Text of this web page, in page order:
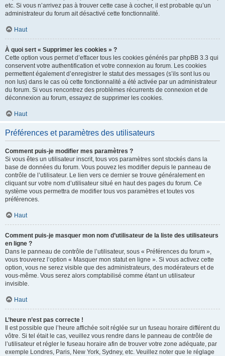
etc. Si vous n’arrivez pas à trouver cette case à cocher, il est probable qu’un
administrateur du forum ait désactivé cette fonctionnalité.
Haut
À quoi sert « Supprimer les cookies » ?
Cette option vous permet d’effacer tous les cookies générés par phpBB 3.3 qui
conservent votre authentification et votre connexion au forum. Les cookies
permettent également d’enregistrer le statut des messages (s’ils sont lus ou
non lus) dans le cas où cette fonctionnalité a été activée par un administrateur
du forum. Si vous rencontrez des problèmes récurrents de connexion et de
déconnexion au forum, essayez de supprimer les cookies.
Haut
Préférences et paramètres des utilisateurs
Comment puis-je modifier mes paramètres ?
Si vous êtes un utilisateur inscrit, tous vos paramètres sont stockés dans la
base de données du forum. Vous pouvez les modifier depuis le panneau de
contrôle de l’utilisateur. Le lien vers ce dernier se trouve généralement en
cliquant sur votre nom d’utilisateur situé en haut des pages du forum. Ce
système vous permettra de modifier tous vos paramètres et toutes vos
préférences.
Haut
Comment puis-je masquer mon nom d’utilisateur de la liste des utilisateurs
en ligne ?
Dans le panneau de contrôle de l’utilisateur, sous « Préférences du forum »,
vous trouverez l’option « Masquer mon statut en ligne ». Si vous activez cette
option, vous ne serez visible que des administrateurs, des modérateurs et de
vous-même. Vous serez alors comptabilisé comme étant un utilisateur
invisible.
Haut
L’heure n’est pas correcte !
Il est possible que l’heure affichée soit réglée sur un fuseau horaire différent du
vôtre. Si tel était le cas, veuillez vous rendre dans le panneau de contrôle de
l’utilisateur et régler le fuseau horaire afin de trouver votre zone adéquate, par
exemple Londres, Paris, New York, Sydney, etc. Veuillez noter que le réglage